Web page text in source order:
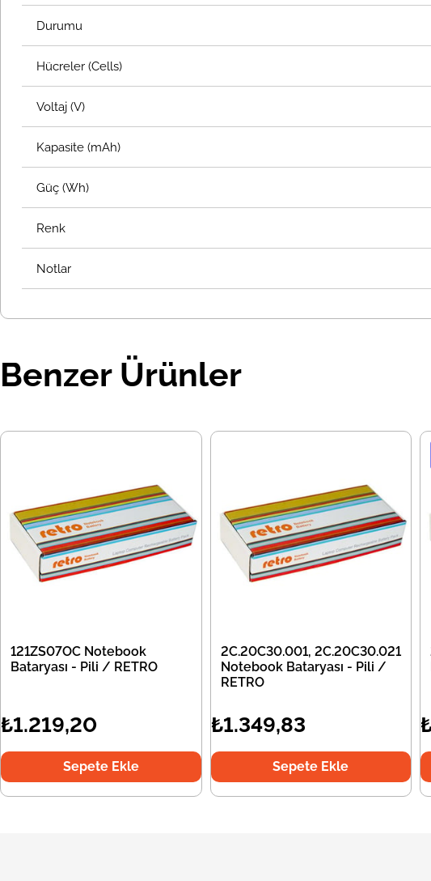
Durumu
Hücreler (Cells)
Voltaj (V)
Kapasite (mAh)
Güç (Wh)
Renk
Notlar
Benzer Ürünler
121ZS07OC Notebook
Bataryası - Pili / RETRO
₺1.219,20
Sepete Ekle
2C.20C30.001, 2C.20C30.021
Notebook Bataryası - Pili /
RETRO
₺1.349,83
Sepete Ekle